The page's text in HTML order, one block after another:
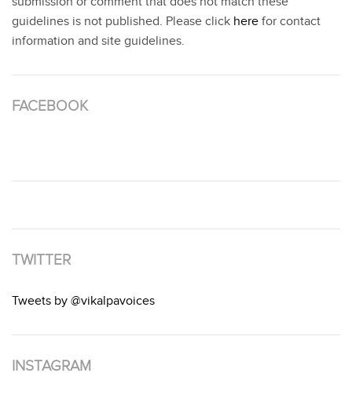
guidelines is not published. Please click here for contact
information and site guidelines.
FACEBOOK
TWITTER
Tweets by @vikalpavoices
INSTAGRAM